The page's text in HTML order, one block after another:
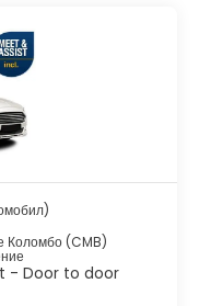
и дълги, пясъчни
динамичен град и
в страната.
Ланка се намира в
Коломбо (CMB)
- Door to door